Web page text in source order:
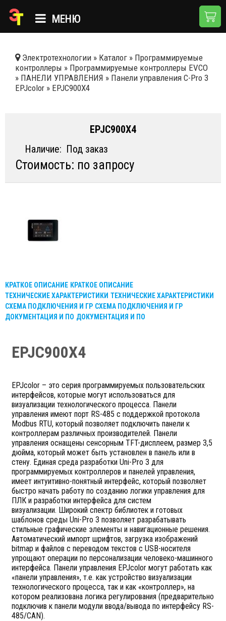
МЕНЮ
КАТАЛОГ
О КОМПАНИИ
ДОСТАВКА И ОПЛАТА
Электротехнологии » Каталог » Программируемые
контроллеры » Программируемые контроллеры EVCO
» ПАНЕЛИ УПРАВЛЕНИЯ » Панели управления C-Pro 3
EPJcolor » EPJC900X4
EPJC900X4
Наличие: Под заказ
Стоимость: по запросу
КРАТКОЕ ОПИСАНИЕ КРАТКОЕ ОПИСАНИЕ
ТЕХНИЧЕСКИЕ ХАРАКТЕРИСТИКИ ТЕХНИЧЕСКИЕ ХАРАКТЕРИСТИКИ
СХЕМА ПОДКЛЮЧЕНИЯ И ГР СХЕМА ПОДКЛЮЧЕНИЯ И ГР
ДОКУМЕНТАЦИЯ И ПО ДОКУМЕНТАЦИЯ И ПО
EPJC900X4
EPJcolor – это серия программируемых пользовательских
интерфейсов, которые могут использоваться для
визуализации технологического процесса. Панели
управления имеют порт RS-485 с поддержкой протокола
Modbus RTU, который позволяет подключить панели к
контроллерам различных производителей. Панели
управления оснащены сенсорным TFT-дисплеем, размер 3,5
дюйма, который может быть установлен в панель или в
стену. Единая среда разработки Uni-Pro 3 для
программируемых контроллеров и панелей управления,
имеет интуитивно-понятный интерфейс, который позволяет
быстро начать работу по созданию логики управления для
ПЛК и разработки интерфейса для систем
визуализации. Широкий спектр библиотек и готовых
шаблонов среды Uni-Pro 3 позволяет разрабатывать
стильные графические элементы и навигационные решения.
Автоматический импорт шрифтов, загрузка изображений
bitmap и файлов с переводом текстов с USB-носителя
упрощают операции по персонализации человеко-машинного
интерфейса. Панели управления EPJcolor могут работать как
«панели управления», т.е. как устройство визуализации
технологического процесса, так и как «контроллер», на
котором реализована логика регулирования (предварительно
подключив к панели модули ввода/вывода по интерфейсу RS-
485/CAN).